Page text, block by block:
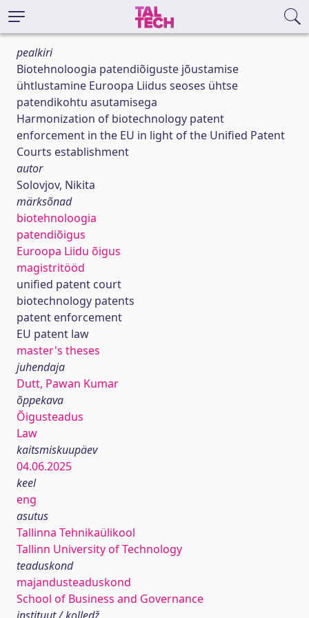
pealkiri
Biotehnoloogia patendiõiguste jõustamise
ühtlustamine Euroopa Liidus seoses ühtse
patendikohtu asutamisega
Harmonization of biotechnology patent
enforcement in the EU in light of the Unified Patent
Courts establishment
autor
Solovjov, Nikita
märksõnad
biotehnoloogia
patendiõigus
Euroopa Liidu õigus
magistritööd
unified patent court
biotechnology patents
patent enforcement
EU patent law
master's theses
juhendaja
Dutt, Pawan Kumar
õppekava
Õigusteadus
Law
kaitsmiskuupäev
04.06.2025
keel
eng
asutus
Tallinna Tehnikaülikool
Tallinn University of Technology
teaduskond
majandusteaduskond
School of Business and Governance